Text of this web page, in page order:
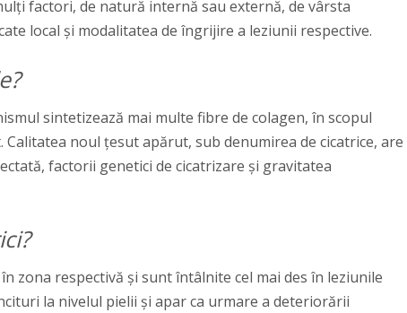
factori, de natură internă sau externă, de vârsta
local și modalitatea de îngrijire a leziunii respective.
sintetizează mai multe fibre de colagen, în scopul
noul țesut apărut, sub denumirea de cicatrice, are
factorii genetici de cicatrizare și gravitatea
zona respectivă și sunt întâlnite cel mai des în leziunile
la nivelul pielii și apar ca urmare a deteriorării